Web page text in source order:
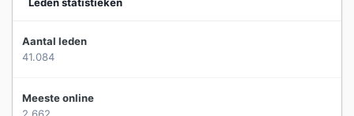
Leden statistieken
Aantal leden
41.084
Meeste online